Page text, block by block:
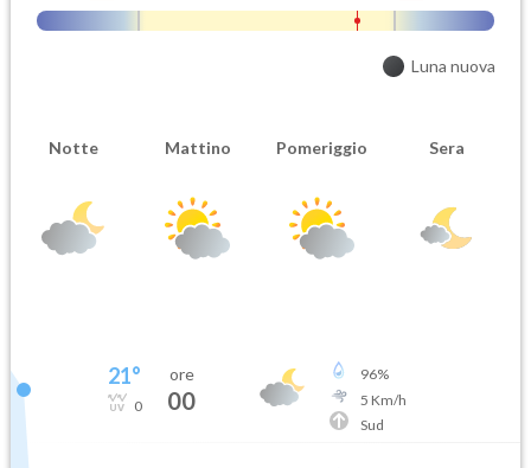
Luna nuova
Notte Mattino Pomeriggio Sera
21°
0
ore
00
96%
5 Km/h
Sud